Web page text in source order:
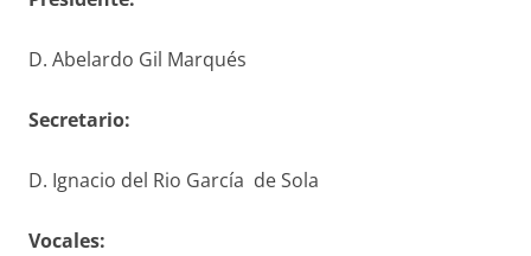
D. Abelardo Gil Marqués
Secretario:
D. Ignacio del Rio García de Sola
Vocales: